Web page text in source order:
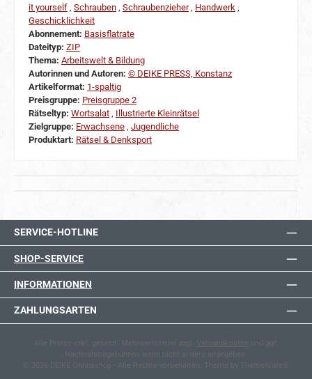
it yourself Schrauben Schraubenzieher, Handwerk
Geschicklichkeit
Abonnement: Basisflatrate
Dateityp: ZIP
Thema: Arbeitswelt & Bildung
Autorinnen und Autoren: © DEIKE PRESS, Konstanz
Artikelformat: 1-spaltig
Preisgruppe: Preisgruppe 2
Rätseltyp: Wortsalat
Illustrierte Kleinrätsel
Zielgruppe: Erwachsene Jugendliche
Produktart: Rätsel & Denksport
SERVICE-HOTLINE
SHOP-SERVICE
INFORMATIONEN
ZAHLUNGSARTEN
Alle Preise exkl. gesetzl. Mehrwertsteuer zzgl. Versandkosten
und ggf.
Nachnahmegebühren, wenn nicht anders angegeben.
© 2026 DEIKE Onlineshop - Alle Rechte vorbehalten. Theme by
ThemeWare®